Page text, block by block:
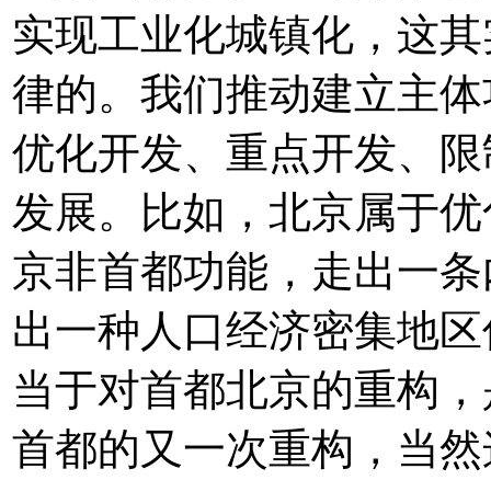
实现工业化城镇化，这
律的。我们推动建立主
优化开发、重点开发、
发展。比如，北京属于
京非首都功能，走出一
出一种人口经济密集地
当于对首都北京的重构
首都的又一次重构，当